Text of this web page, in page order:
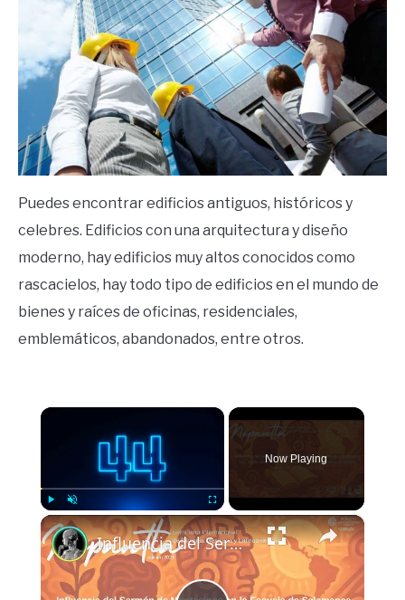
Puedes encontrar edificios antiguos, históricos y
celebres. Edificios con una arquitectura y diseño
moderno, hay edificios muy altos conocidos como
rascacielos, hay todo tipo de edificios en el mundo de
bienes y raíces de oficinas, residenciales,
emblemáticos, abandonados, entre otros.
×
Play Unmute Fullscreen
Now Playing
×
Influencia del Sermón de Montesinos en la Escuela de Salamanca